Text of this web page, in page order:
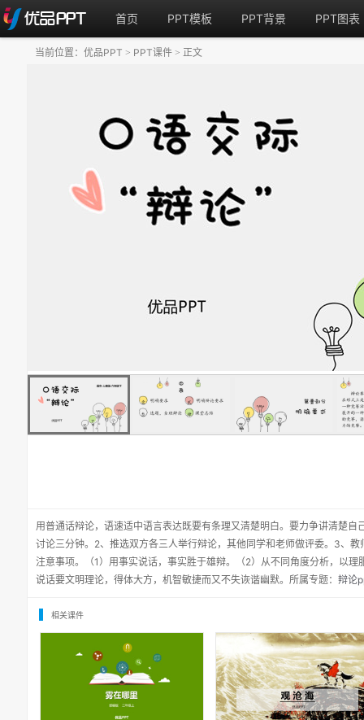
首页 PPT模板 PPT背景 PPT图表
用普通话辩论，语速适中语言表达既要有条理又清楚明白。要力争讲清楚
讨论三分钟。2、推选双方各三人举行辩论，其他同学和老师做评委。3、
注意事项。（1）用事实说话，事实胜于雄辩。（2）从不同角度分析，以
说话要文明理论，得体大方，机智敏捷而又不失诙谐幽默。所属专题： 辩论
当前位置： 优品PPT > PPT课件 > 正文
相关课件